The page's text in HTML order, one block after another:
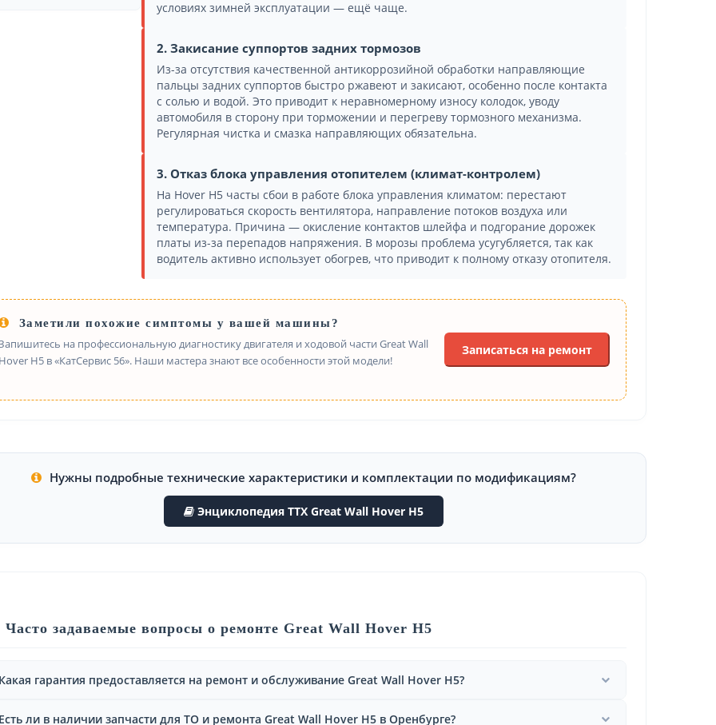
условиях зимней эксплуатации — ещё чаще.
2. Закисание суппортов задних тормозов
Из-за отсутствия качественной антикоррозийной обработки направляющие
пальцы задних суппортов быстро ржавеют и закисают, особенно после контакта
с солью и водой. Это приводит к неравномерному износу колодок, уводу
автомобиля в сторону при торможении и перегреву тормозного механизма.
Регулярная чистка и смазка направляющих обязательна.
3. Отказ блока управления отопителем (климат-контролем)
На Hover H5 часты сбои в работе блока управления климатом: перестают
регулироваться скорость вентилятора, направление потоков воздуха или
температура. Причина — окисление контактов шлейфа и подгорание дорожек
платы из-за перепадов напряжения. В морозы проблема усугубляется, так как
водитель активно использует обогрев, что приводит к полному отказу отопителя.
Заметили похожие симптомы у вашей машины?
на профессиональную диагностику двигателя и ходовой части Great Wall
H5 в «КатСервис 56». Наши мастера знают все особенности этой модели!
Записаться на ремонт
Нужны подробные технические характеристики и комплектации по модификациям?
Энциклопедия ТТХ Great Wall Hover H5
Часто задаваемые вопросы о ремонте Great Wall Hover H5
гарантия предоставляется на ремонт и обслуживание Great Wall Hover H5?
ли в наличии запчасти для ТО и ремонта Great Wall Hover H5 в Оренбурге?